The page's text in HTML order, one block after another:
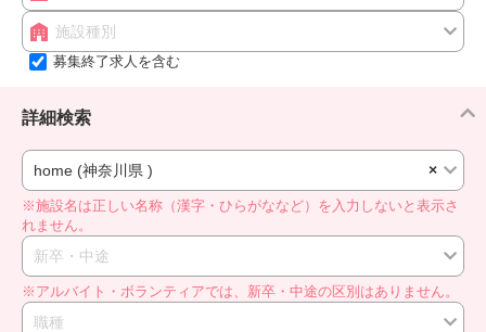
施設種別
募集終了求人を含む
詳細検索
×
home (神奈川県 )
※施設名は正しい名称（漢字・ひらがななど）を入力しないと表示さ
れません。
新卒・中途
※アルバイト・ボランティアでは、新卒・中途の区別はありません。
職種